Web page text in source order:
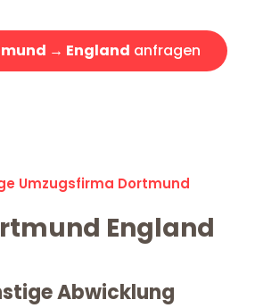
→ England anfragen
Umzugsfirma Dortmund
England
Abwicklung